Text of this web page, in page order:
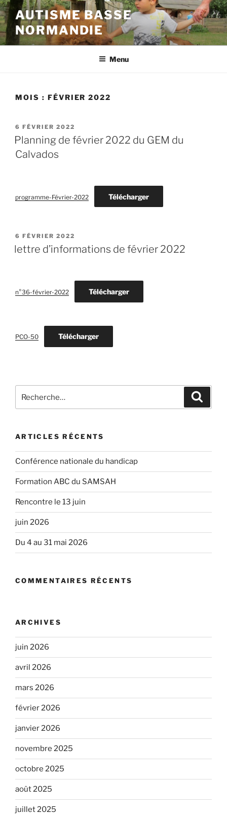
Aller
au
contenu
principal
AUTISME BASSE
NORMANDIE
Menu
MOIS : FÉVRIER 2022
PUBLIÉ
LE
6 FÉVRIER 2022
Planning de février 2022 du GEM du
Calvados
programme-Février-2022 Télécharger
PUBLIÉ
LE
6 FÉVRIER 2022
lettre d’informations de février 2022
n°36-février-2022 Télécharger
PCO-50 Télécharger
pour
ARTICLES RÉCENTS
Conférence nationale du handicap
Formation ABC du SAMSAH
Rencontre le 13 juin
juin 2026
Du 4 au 31 mai 2026
COMMENTAIRES RÉCENTS
ARCHIVES
juin 2026
avril 2026
mars 2026
février 2026
janvier 2026
novembre 2025
octobre 2025
août 2025
juillet 2025